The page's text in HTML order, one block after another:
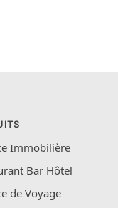
Immobilière
Bar Hôtel
de Voyage